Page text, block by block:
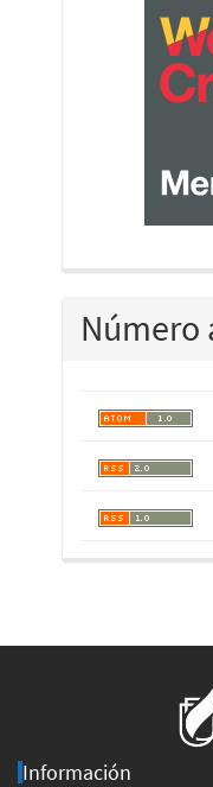
Número
Información